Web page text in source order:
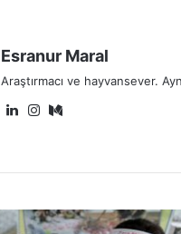
Esranur Maral
Araştırmacı ve hayvansever.
Lin Ins
m